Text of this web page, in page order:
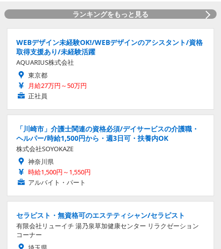
ランキングをもっと見る
WEBデザイン未経験OK!/WEBデザインのアシスタント/資格
取得支援あり/未経験活躍
AQUARIUS株式会社
東京都
月給27万円～50万円
正社員
「川崎市」介護士関連の資格必須/デイサービスの介護職・
ヘルパー/時給1,500円から・週3日可・扶養内OK
株式会社SOYOKAZE
神奈川県
時給1,500円～1,550円
アルバイト・パート
セラピスト・無資格可のエステティシャン/セラピスト
有限会社リューイチ 湯乃泉草加健康センター リラクゼーション
コーナー